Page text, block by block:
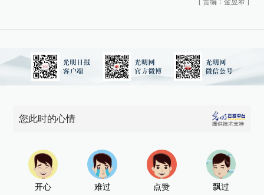
您此时的心情
开心 难过 点赞 飘过